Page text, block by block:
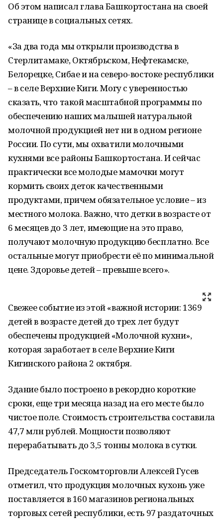
Об этом написал глава Башкортостана на своей
странице в социальных сетях.
«За два года мы открыли производства в
Стерлитамаке, Октябрьском, Нефтекамске,
Белорецке, Сибае и на северо-востоке республики
– в селе Верхние Киги. Могу с уверенностью
сказать, что такой масштабной программы по
обеспечению наших малышей натуральной
молочной продукцией нет ни в одном регионе
России. По сути, мы охватили молочными
кухнями все районы Башкортостана. И сейчас
практически все молодые мамочки могут
кормить своих деток качественными
продуктами, причем обязательное условие – из
местного молока. Важно, что детки в возрасте от
6 месяцев до 3 лет, имеющие на это право,
получают молочную продукцию бесплатно. Все
остальные могут приобрести её по минимальной
цене. Здоровье детей – превыше всего».
Свежее событие из этой «важной истории: 1369
детей в возрасте детей до трех лет будут
обеспечены продукцией «Молочной кухни»,
которая заработает в селе Верхние Киги
Кигинского района 2 октября.
Здание было построено в рекордно короткие
сроки, еще три месяца назад на его месте было
чистое поле. Стоимость строительства составила
47,7 млн рублей. Мощности позволяют
перерабатывать до 3,5 тонны молока в сутки.
Председатель Госкомторговли Алексей Гусев
отметил, что продукция молочных кухонь уже
поставляется в 160 магазинов региональных
торговых сетей республики, есть 97 раздаточных